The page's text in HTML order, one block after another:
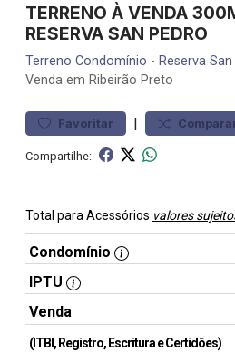
TERRENO À VENDA
RESERVA SAN PEDRO
Terreno Condomínio - Reserva
Venda em Ribeirão Preto
Favoritar |
Compartilhe:
Total para Acessórios valores
Condomínio
IPTU
Venda
(ITBI, Registro, Escritura e Certidões)